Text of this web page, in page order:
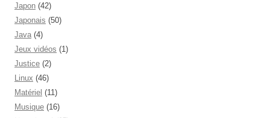
Japon (42)
Japonais (50)
Java (4)
Jeux vidéos (1)
Justice (2)
Linux (46)
Matériel (11)
Musique (16)